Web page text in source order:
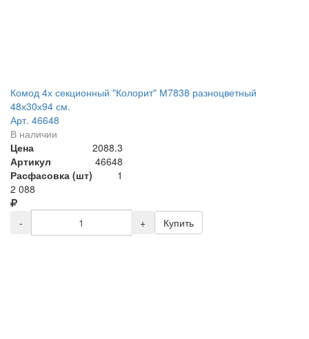
Комод 4х секционный "Колорит" М7838 разноцветный
48х30х94 см.
Арт. 46648
В наличии
Цена
2088.3
Артикул
46648
Расфасовка (шт)
1
2 088
- + Купить